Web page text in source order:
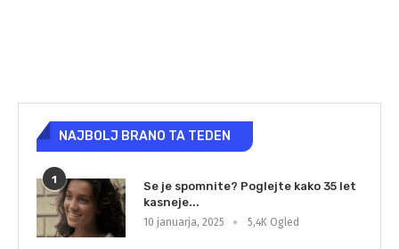
NAJBOLJ BRANO TA TEDEN
1
Se je spomnite? Poglejte kako 35 let
kasneje...
10 januarja, 2025 5,4K Ogled